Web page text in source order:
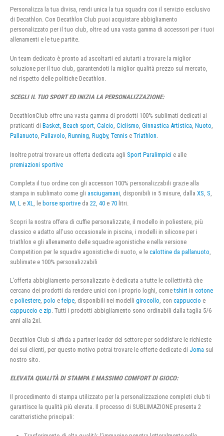
Personalizza la tua divisa, rendi unica la tua squadra con il servizio esclusivo
di Decathlon. Con Decathlon Club puoi acquistare abbigliamento
personalizzato per il tuo club, oltre ad una vasta gamma di accessori per i tuoi
allenamenti e le tue partite.
Un team dedicato è pronto ad ascoltarti ed aiutarti a trovare la miglior
soluzione per il tuo club, garantendoti la miglior qualità prezzo sul mercato,
nel rispetto delle politiche Decathlon.
SCEGLI IL TUO SPORT ED INIZIA LA PERSONALIZZAZIONE:
DecathlonClub offre una vasta gamma di prodotti 100% sublimati dedicati ai
praticanti di Basket, Beach sport, Calcio, Ciclismo, Ginnastica Artistica, Nuoto,
Pallanuoto, Pallavolo, Running, Rugby, Tennis e Triathlon.
Inoltre potrai trovare un offerta dedicata agli Sport Paralimpici e alle
premiazioni sportive
Completa il tuo ordine con gli accessori 100% personalizzabili grazie alla
stampa in sublimato come gli asciugamani , disponibili in 5 misure, dalla XS S
M L e XL , le borse sportive da 22 40 e 70 litri.
Scopri la nostra offera di cuffie personalizzate, il modello in poliestere, più
classico e adatto all’uso occasionale in piscina, i modelli in silicone per i
triathlon e gli allenamento delle squadre agonistiche e nella versione
Competition per le squadre agonistiche di nuoto, e le calottine da pallanuoto,
sublimate e 100% personalizzabili
L’offerta abbigliamento personalizzato è dedicata a tutte le collettività che
cercano dei prodotti da rendere unici con i proprio loghi, cometshirt in cotone
e poliestere, polo e felpe, disponibili nei modelli girocollo, con cappuccio e
cappuccio e zip. Tutti i prodotti abbigliamento sono ordinabili dalla taglia 5/6
anni alla 2xl.
Decathlon Club si affida a partner leader del settore per soddisfare le richieste
dei sui clienti, per questo motivo potrai trovare le offerte dedicate di Joma sul
nostro sito.
ELEVATA QUALITÀ DI STAMPA E MASSIMO COMFORT DI GIOCO:
Il procedimento di stampa utilizzato per la personalizzazione completi club ti
garantisce la qualità più elevata. Il processo di SUBLIMAZIONE presenta 2
caratteristiche principali: